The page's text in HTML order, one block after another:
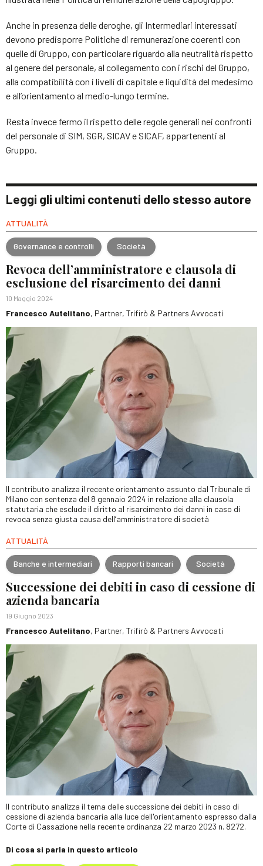
Anche in presenza delle deroghe, gli Intermediari interessati
devono predisporre Politiche di remunerazione coerenti con
quelle di Gruppo, con particolare riguardo alla neutralità rispetto
al genere del personale, al collegamento con i rischi del Gruppo,
alla compatibilità con i livelli di capitale e liquidità del medesimo
e all’orientamento al medio-lungo termine.
Resta invece fermo il rispetto delle regole generali nei confronti
del personale di SIM, SGR, SICAV e SICAF, appartenenti al
Gruppo.
Leggi gli ultimi contenuti dello stesso autore
ATTUALITÀ
Governance e controlli Società
Revoca dell’amministratore e clausola di
esclusione del risarcimento dei danni
10 Maggio 2024
Francesco Autelitano, Partner, Trifirò & Partners Avvocati
Il contributo analizza il recente orientamento assunto dal Tribunale di
Milano con sentenza del 8 gennaio 2024 in relazione alla clausola
statutaria che esclude il diritto al risarcimento dei danni in caso di
revoca senza giusta causa dell’amministratore di società
ATTUALITÀ
Banche e intermediari Rapporti bancari Società
Successione dei debiti in caso di cessione di
azienda bancaria
19 Giugno 2023
Francesco Autelitano, Partner, Trifirò & Partners Avvocati
Il contributo analizza il tema delle successione dei debiti in caso di
cessione di azienda bancaria alla luce dell'orientamento espresso dalla
Corte di Cassazione nella recente ordinanza 22 marzo 2023 n. 8272.
Di cosa si parla in questo articolo